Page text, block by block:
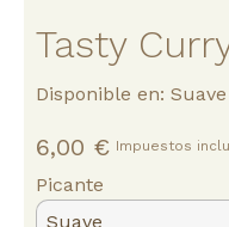
Tasty
Disponible en: Suave
6,00 € Impuestos
Picante